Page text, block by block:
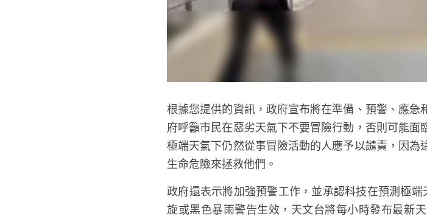
根據您提供的資訊，政府宣布將在準備、預警、應
府呼籲市民在惡劣天氣下不要冒險行動，否則可能
極端天氣下仍然從事冒險活動的人應予以譴責，因
生命危險來拯救他們。
政府還表示將加強預警工作，並承認科技在預測極
旋或黑色暴雨警告生效，天文台將每小時發布最新